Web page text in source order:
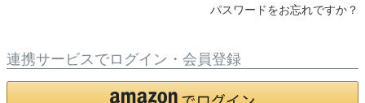
パスワードをお忘れですか？
連携サービスでログイン・会員登録